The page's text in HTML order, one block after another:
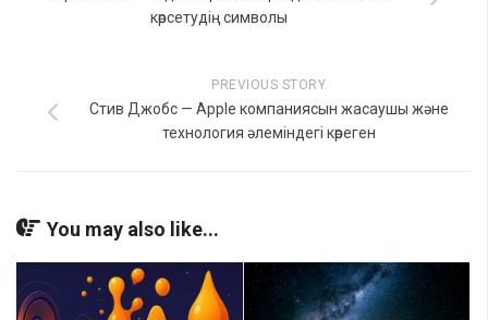
көрсетудің символы
PREVIOUS STORY
Стив Джобс — Apple компаниясын жасаушы және
технология әлеміндегі көреген
You may also like...